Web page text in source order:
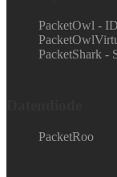
PacketOwl -
PacketShark -
PacketRoo